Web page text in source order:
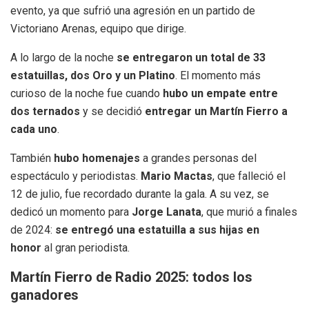
evento, ya que sufrió una agresión en un partido de
Victoriano Arenas, equipo que dirige.
A lo largo de la noche se entregaron un total de 33
estatuillas, dos Oro y un Platino. El momento más
curioso de la noche fue cuando hubo un empate entre
dos ternados y se decidió entregar un Martín Fierro a
cada uno.
También hubo homenajes a grandes personas del
espectáculo y periodistas. Mario Mactas, que falleció el
12 de julio, fue recordado durante la gala. A su vez, se
dedicó un momento para Jorge Lanata, que murió a finales
de 2024: se entregó una estatuilla a sus hijas en
honor al gran periodista.
Martín Fierro de Radio 2025: todos los
ganadores